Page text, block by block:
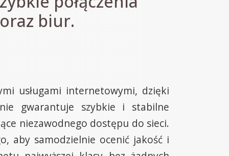
biur.
usługami internetowymi, dzięki
gwarantuje szybkie i stabilne
niezawodnego dostępu do sieci.
aby samodzielnie ocenić jakość i